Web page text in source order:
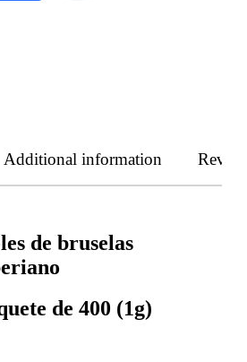
Additional information
de bruselas
de 400 (1g)